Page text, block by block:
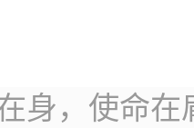
身，使命在